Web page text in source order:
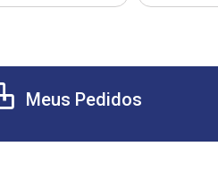
Meus Pedidos